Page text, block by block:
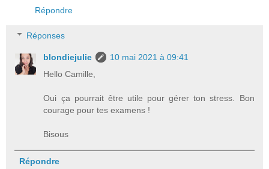
Répondre
Réponses
blondiejulie
10 mai 2021 à 09:41
Hello Camille,
Oui ça pourrait être utile pour gérer ton stress. Bon
courage pour tes examens !
Bisous
Répondre